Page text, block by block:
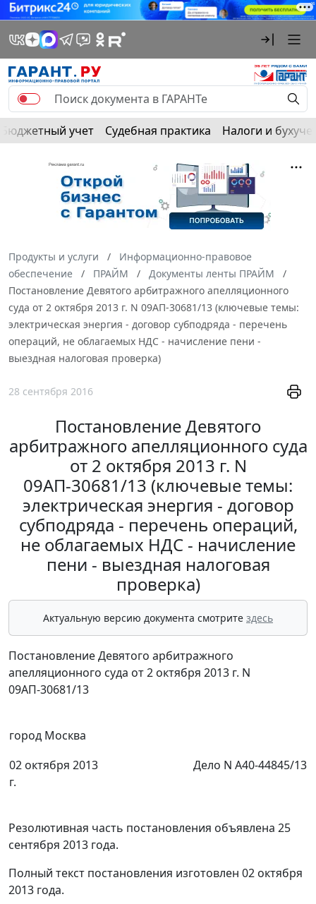
Бюджетный учет Судебная практика Налоги и
Продукты и услуги
Информационно-правовое
обеспечение
ПРАЙМ
Документы ленты ПРАЙМ
Постановление Девятого арбитражного апелляционного
суда от 2 октября 2013 г. N 09АП-30681/13 (ключевые темы:
электрическая энергия - договор субподряда - перечень
операций, не облагаемых НДС - начисление пени -
выездная налоговая проверка)
28 сентября 2016
Постановление Девятого
арбитражного апелляционного суда
от 2 октября 2013 г. N
09АП-30681/13 (ключевые темы:
электрическая энергия - договор
субподряда - перечень операций,
не облагаемых НДС - начисление
пени - выездная налоговая
проверка)
Актуальную версию документа смотрите здесь
Постановление Девятого арбитражного
апелляционного суда от 2 октября 2013 г. N
09АП-30681/13
город Москва
02 октября 2013
г.
Дело N А40-44845/13
Резолютивная часть постановления объявлена 25
сентября 2013 года.
Полный текст постановления изготовлен 02 октября
2013 года.